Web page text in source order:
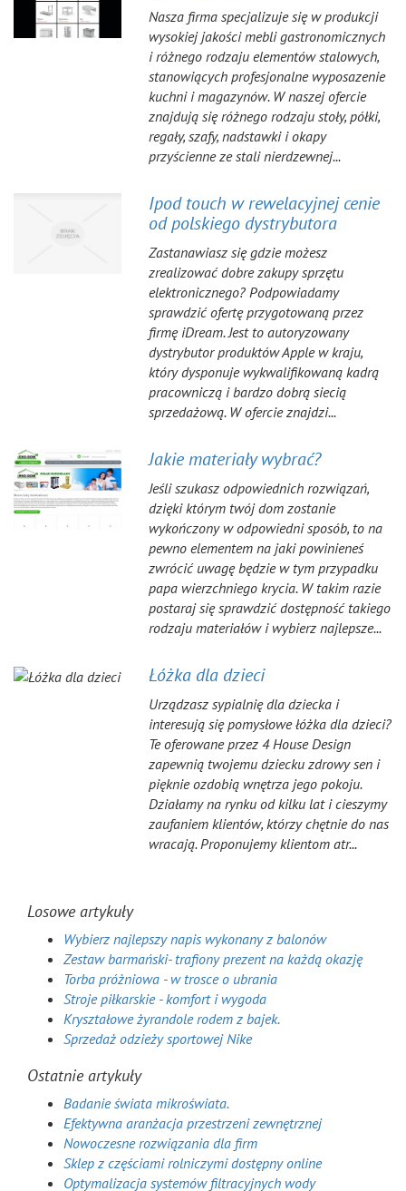
Nasza firma specjalizuje się w produkcji
wysokiej jakości mebli gastronomicznych
i różnego rodzaju elementów stalowych,
stanowiących profesjonalne wyposazenie
kuchni i magazynów. W naszej ofercie
znajdują się różnego rodzaju stoły, półki,
regały, szafy, nadstawki i okapy
przyścienne ze stali nierdzewnej...
Ipod touch w rewelacyjnej cenie
od polskiego dystrybutora
Zastanawiasz się gdzie możesz
zrealizować dobre zakupy sprzętu
elektronicznego? Podpowiadamy
sprawdzić ofertę przygotowaną przez
firmę iDream. Jest to autoryzowany
dystrybutor produktów Apple w kraju,
który dysponuje wykwalifikowaną kadrą
pracowniczą i bardzo dobrą siecią
sprzedażową. W ofercie znajdzi...
Jakie materiały wybrać?
Jeśli szukasz odpowiednich rozwiązań,
dzięki którym twój dom zostanie
wykończony w odpowiedni sposób, to na
pewno elementem na jaki powinieneś
zwrócić uwagę będzie w tym przypadku
papa wierzchniego krycia. W takim razie
postaraj się sprawdzić dostępność takiego
rodzaju materiałów i wybierz najlepsze...
Łóżka dla dzieci
Urządzasz sypialnię dla dziecka i
interesują się pomysłowe łóżka dla dzieci?
Te oferowane przez 4 House Design
zapewnią twojemu dziecku zdrowy sen i
pięknie ozdobią wnętrza jego pokoju.
Działamy na rynku od kilku lat i cieszymy
zaufaniem klientów, którzy chętnie do nas
wracają. Proponujemy klientom atr...
Losowe artykuły
Wybierz najlepszy napis wykonany z balonów
Zestaw barmański- trafiony prezent na każdą okazję
Torba próżniowa - w trosce o ubrania
Stroje piłkarskie - komfort i wygoda
Kryształowe żyrandole rodem z bajek.
Sprzedaż odzieży sportowej Nike
Ostatnie artykuły
Badanie świata mikroświata.
Efektywna aranżacja przestrzeni zewnętrznej
Nowoczesne rozwiązania dla firm
Sklep z częściami rolniczymi dostępny online
Optymalizacja systemów filtracyjnych wody